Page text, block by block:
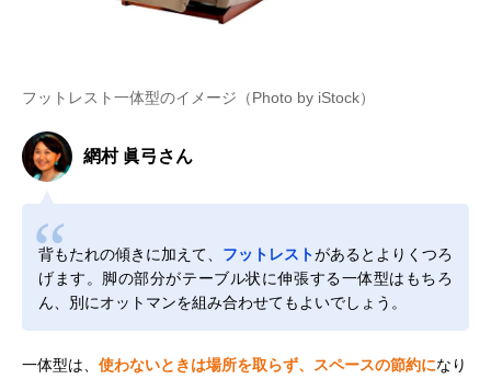
フットレスト一体型のイメージ（Photo by iStock）
網村 眞弓さん
背もたれの傾きに加えて、 フットレストがあるとよりくつろ
げます。脚の部分がテーブル状に伸張する一体型はもちろ
ん、別にオットマンを組み合わせてもよいでしょう。
一体型は、 使わないときは場所を取らず、スペースの節約になり